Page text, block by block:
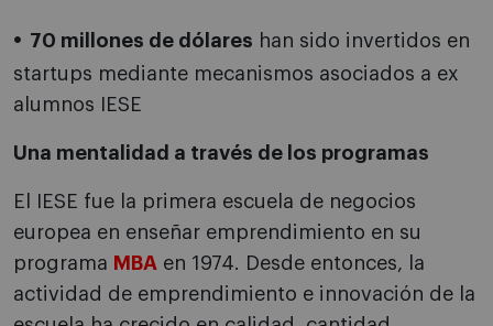
70 millones de dólares han sido invertidos en
startups mediante mecanismos asociados a ex
alumnos IESE
Una mentalidad a través de los programas
El IESE fue la primera escuela de negocios
europea en enseñar emprendimiento en su
programa MBA en 1974. Desde entonces, la
actividad de emprendimiento e innovación de la